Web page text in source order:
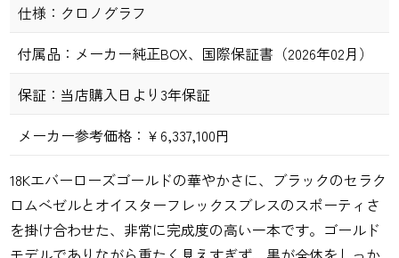
仕様： クロノグラフ
付属品： メーカー純正BOX、国際保証書（2026年02月）
保証： 当店購入日より3年保証
メーカー参考価格： ￥6,337,100円
18Kエバーローズゴールドの華やかさに、ブラックのセラク
ロムベゼルとオイスターフレックスブレスのスポーティさ
を掛け合わせた、非常に完成度の高い一本です。ゴールド